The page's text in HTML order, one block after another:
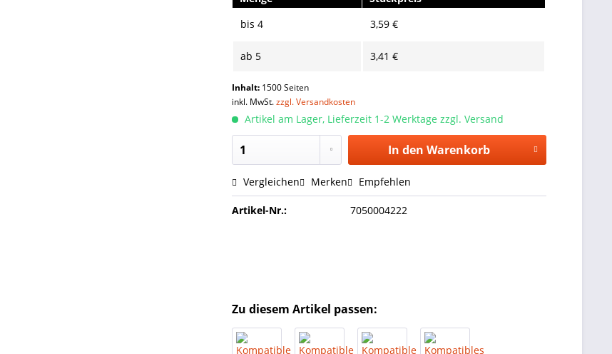
bis4 3,59 €
ab 5 3,41 €
Inhalt: 1500 Seiten
inkl. MwSt.zzgl. Versandkosten
Artikel am Lager, Lieferzeit 1-2 Werktage zzgl. Versand
In den Warenkorb
Vergleichen Merken Empfehlen
Artikel-Nr.: 7050004222
Zu diesem Artikel passen: